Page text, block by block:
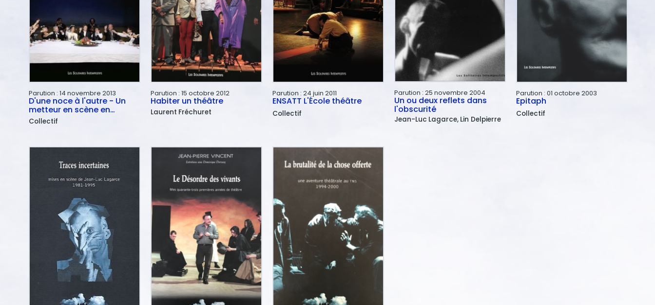
Parution : 14 novembre 2013
D'une noce à l'autre - Un
metteur en scène en
banlieue
Collectif
Parution : 15 octobre 2012
Habiter un théâtre
Laurent Fréchuret
Parution : 24 juin 2011
ENSATT L'École théâtre
Collectif
Parution : 25 novembre 2004
Un ou deux reflets dans
l'obscurité
Jean-Luc Lagarce Lin Delpierre
Parution : 01 octobre 2003
Epitaph
Collectif